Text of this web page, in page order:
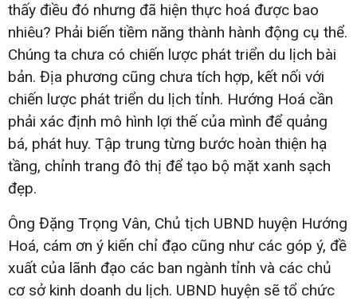
thấy điều đó nhưng đã hiện thực hoá được bao
nhiêu? Phải biến tiềm năng thành hành động cụ thể.
Chúng ta chưa có chiến lược phát triển du lịch bài
bản. Địa phương cũng chưa tích hợp, kết nối với
chiến lược phát triển du lịch tỉnh. Hướng Hoá cần
phải xác định mô hình lợi thế của mình để quảng
bá, phát huy. Tập trung từng bước hoàn thiện hạ
tầng, chỉnh trang đô thị để tạo bộ mặt xanh sạch
đẹp.
Ông Đặng Trọng Vân, Chủ tịch UBND huyện Hướng
Hoá, cám ơn ý kiến chỉ đạo cũng như các góp ý, đề
xuất của lãnh đạo các ban ngành tỉnh và các chủ
cơ sở kinh doanh du lịch. UBND huyện sẽ tổ chức